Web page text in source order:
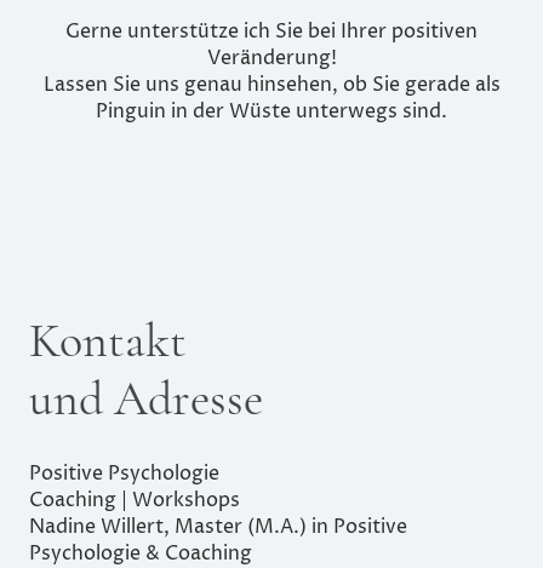
Gerne unterstütze ich Sie bei Ihrer positiven
Veränderung!
Lassen Sie uns genau hinsehen, ob Sie gerade als
Pinguin in der Wüste unterwegs sind.
Kontakt
und Adresse
Positive Psychologie
Coaching | Workshops
Nadine Willert, Master (M.A.) in Positive
Psychologie & Coaching